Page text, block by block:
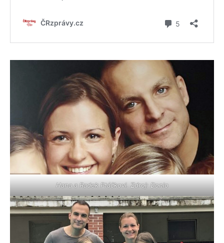
Hana a Radek Ptáčkovi. Zdroj: Donio